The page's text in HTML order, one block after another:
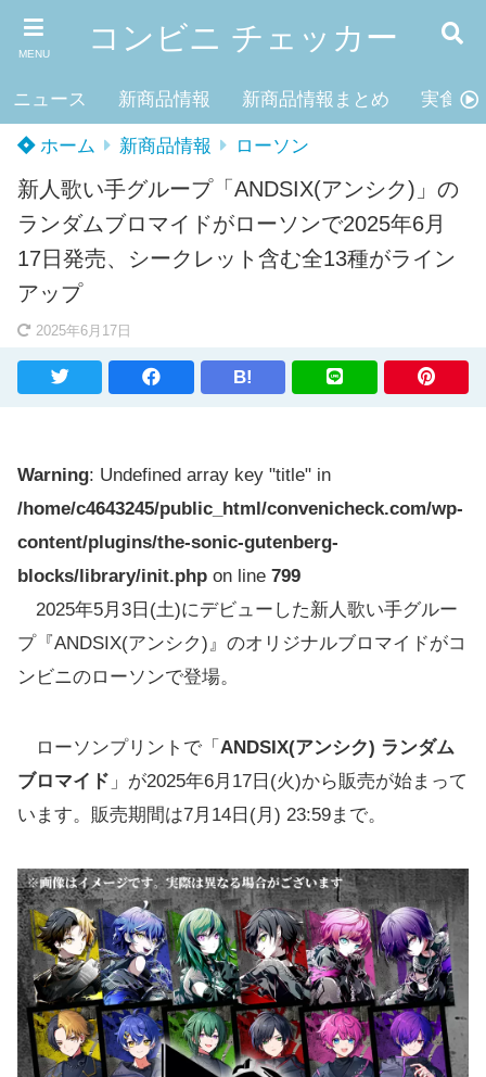
MENU コンビニ チェッカー
ニュース 新商品情報 新商品情報まとめ 実食レ
ホーム 新商品情報 ローソン
新人歌い手グループ「ANDSIX(アンシク)」の
ランダムブロマイドがローソンで2025年6月
17日発売、シークレット含む全13種がライン
アップ
2025年6月17日
B!
Warning: Undefined array key "title" in
/home/c4643245/public_html/convenicheck.com/wp-
content/plugins/the-sonic-gutenberg-
blocks/library/init.php on line 799
2025年5月3日(土)にデビューした新人歌い手グルー
プ『ANDSIX(アンシク)』のオリジナルブロマイドがコ
ンビニのローソンで登場。
ローソンプリントで「 ANDSIX(アンシク) ランダム
ブロマイド 」が2025年6月17日(火)から販売が始まって
います。販売期間は7月14日(月) 23:59まで。